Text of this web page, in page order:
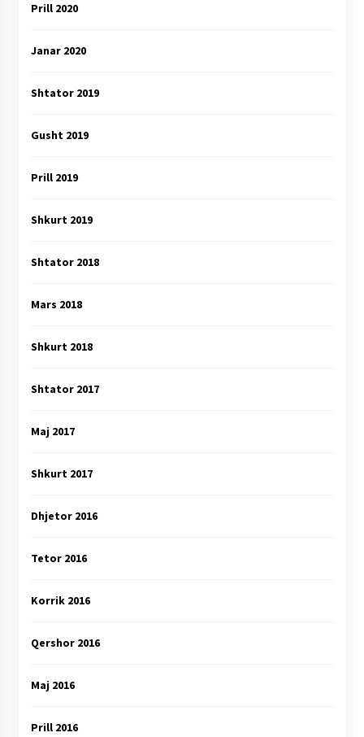
Prill 2020
Janar 2020
Shtator 2019
Gusht 2019
Prill 2019
Shkurt 2019
Shtator 2018
Mars 2018
Shkurt 2018
Shtator 2017
Maj 2017
Shkurt 2017
Dhjetor 2016
Tetor 2016
Korrik 2016
Qershor 2016
Maj 2016
Prill 2016